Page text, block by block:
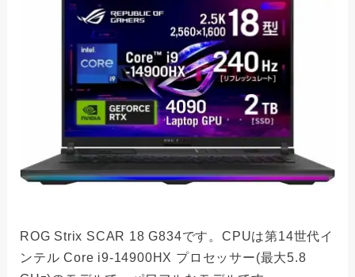
ROG Strix SCAR 18 G834です。CPUは第14世代イ
ンテル Core i9-14900HX プロセッサー(最大5.8